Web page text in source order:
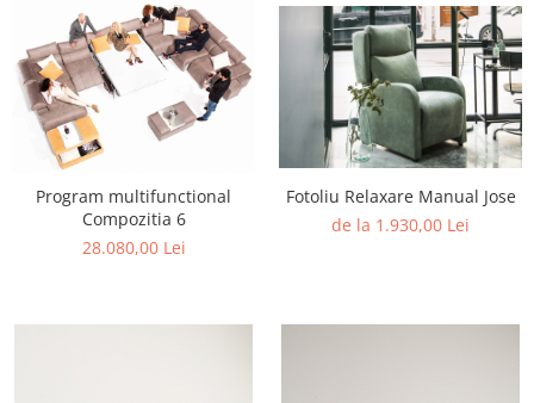
Program multifunctional
Compozitia 6
28.080,00 Lei
Fotoliu Relaxare Manual Jose
de la 1.930,00 Lei